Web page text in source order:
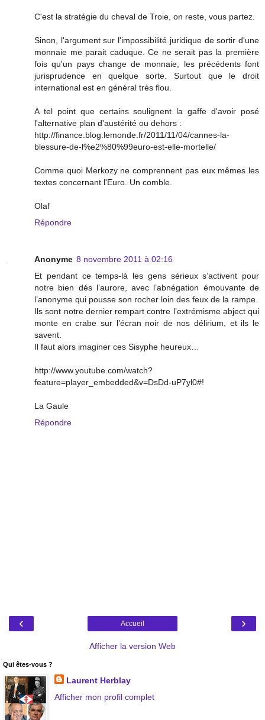
C'est la stratégie du cheval de Troie, on reste, vous partez.
Sinon, l'argument sur l'impossibilité juridique de sortir d'une
monnaie me parait caduque. Ce ne serait pas la première
fois qu'un pays change de monnaie, les précédents font
jurisprudence en quelque sorte. Surtout que le droit
international est en général très flou.
A tel point que certains soulignent la gaffe d'avoir posé
l'alternative plan d'austérité ou dehors :
http://finance.blog.lemonde.fr/2011/11/04/cannes-la-
blessure-de-l%e2%80%99euro-est-elle-mortelle/
Comme quoi Merkozy ne comprennent pas eux mêmes les
textes concernant l'Euro. Un comble.
Olaf
Répondre
Anonyme 8 novembre 2011 à 02:16
Et pendant ce temps-là les gens sérieux s’activent pour
notre bien dés l’aurore, avec l’abnégation émouvante de
l’anonyme qui pousse son rocher loin des feux de la rampe.
Ils sont notre dernier rempart contre l’extrémisme abject qui
monte en crabe sur l’écran noir de nos délirium, et ils le
savent.
Il faut alors imaginer ces Sisyphe heureux…
http://www.youtube.com/watch?
feature=player_embedded&v=DsDd-uP7yl0#!
La Gaule
Répondre
‹ ›
Accueil
Afficher la version Web
Qui êtes-vous ?
Laurent Herblay
Afficher mon profil complet